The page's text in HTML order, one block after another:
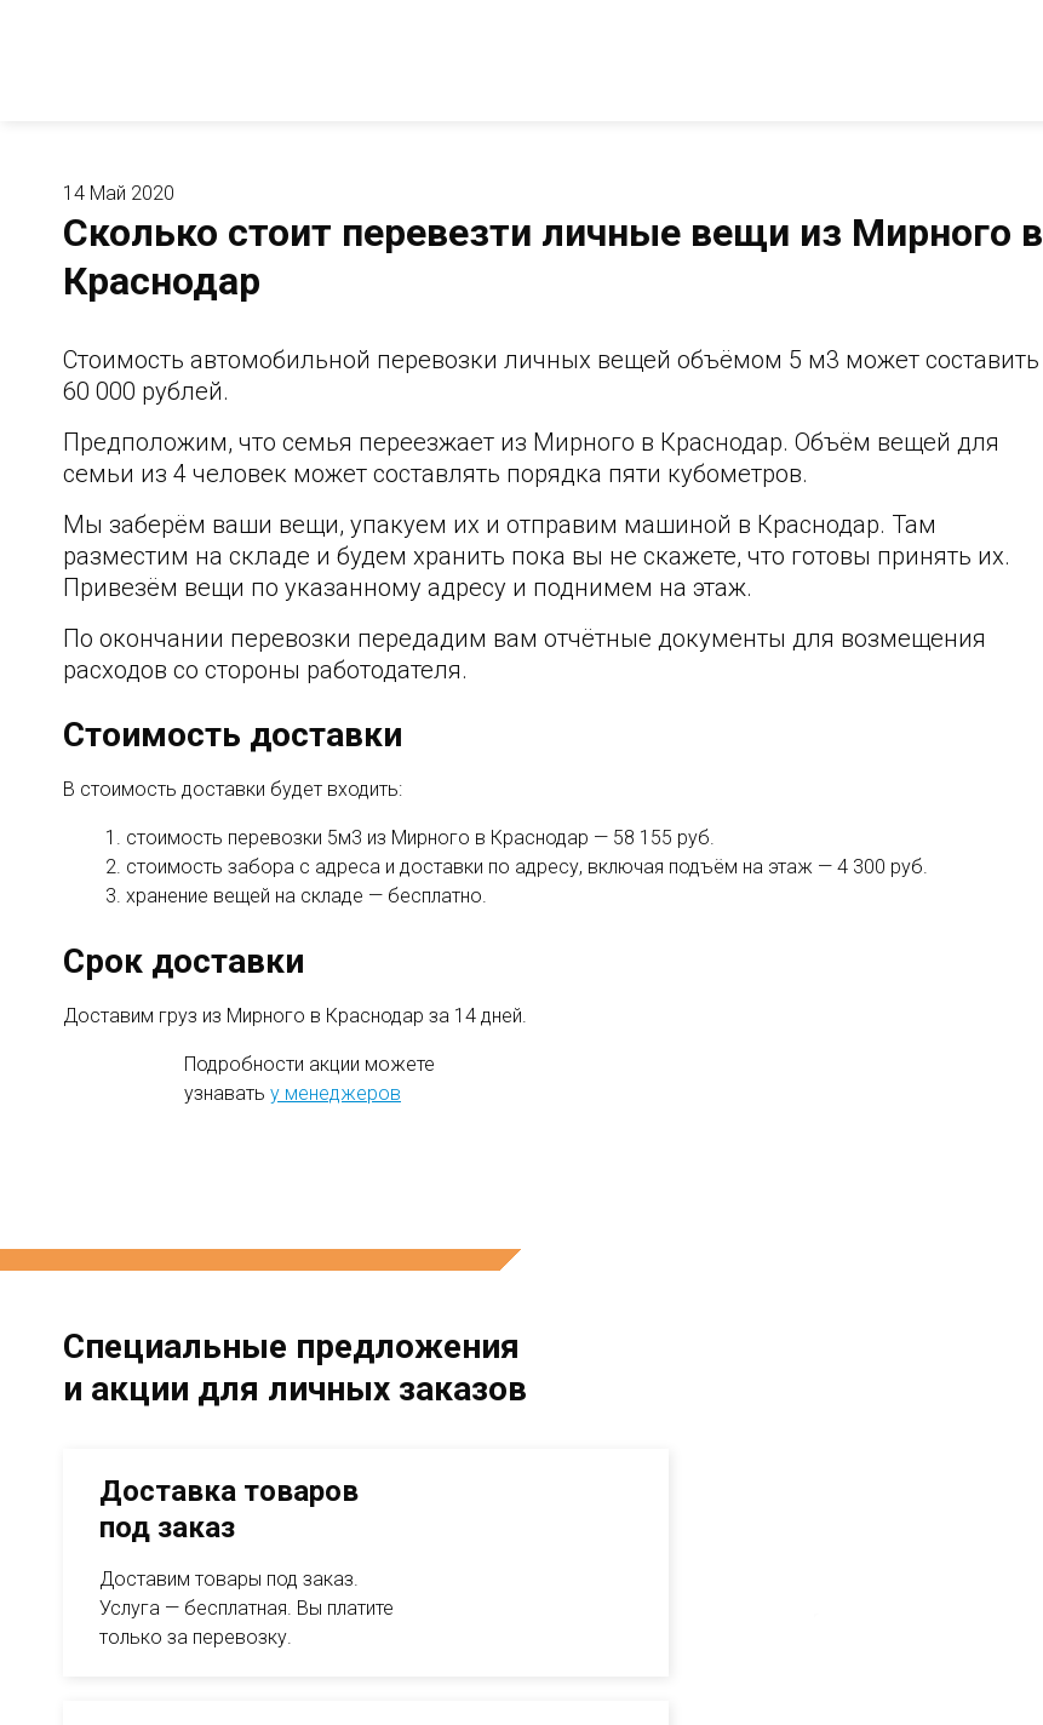
14 Май 2020
Сколько стоит перевезти личные вещи из Мирного в
Краснодар
Стоимость автомобильной перевозки личных вещей объёмом 5 м3 может составить
60 000 рублей.
Предположим, что семья переезжает из Мирного в Краснодар. Объём вещей для
семьи из 4 человек может составлять порядка пяти кубометров.
Мы заберём ваши вещи, упакуем их и отправим машиной в Краснодар. Там
разместим на складе и будем хранить пока вы не скажете, что готовы принять их.
Привезём вещи по указанному адресу и поднимем на этаж.
По окончании перевозки передадим вам отчётные документы для возмещения
расходов со стороны работодателя.
Стоимость доставки
В стоимость доставки будет входить:
стоимость перевозки 5м3 из Мирного в Краснодар — 58 155 руб.
стоимость забора с адреса и доставки по адресу, включая подъём на этаж — 4 300 руб.
хранение вещей на складе — бесплатно.
Срок доставки
Доставим груз из Мирного в Краснодар за 14 дней.
Подробности акции можете
узнавать у менеджеров
Специальные предложения
и акции для личных заказов
Доставка товаров
под заказ
Доставим товары под заказ.
Услуга — бесплатная. Вы платите
только за перевозку.